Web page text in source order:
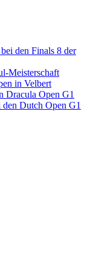
den Finals 8 der
Meisterschaft
in Velbert
Dracula Open G1
Dutch Open G1